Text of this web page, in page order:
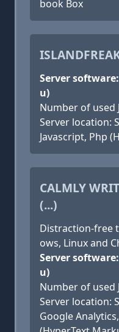
book Box
Server
u)
Number of used
Server location:
Javascript, Php
CALMLY
(...)
Distraction-free
ows, Linux and
Server
u)
Number of used
Server location:
Google